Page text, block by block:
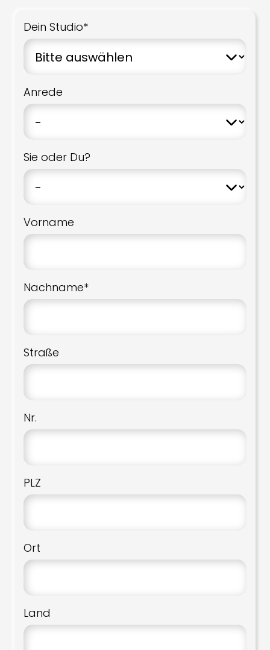
Dein Studio*
Anrede
Sie oder Du?
Vorname
Nachname*
Straße
Nr.
PLZ
Ort
Land